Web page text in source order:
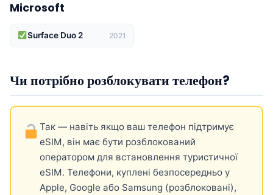
Microsoft
Surface Duo 2 2021
Чи потрібно розблокувати телефон?
Так — навіть якщо ваш телефон підтримує
eSIM, він має бути розблокований
оператором для встановлення туристичної
eSIM. Телефони, куплені безпосередньо у
Apple, Google або Samsung (розблоковані),